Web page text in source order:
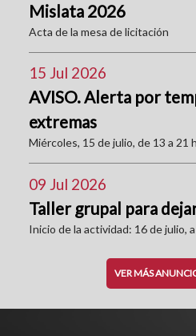
Mislata 2026
Acta de la mesa de licitación
15 Jul 2026
AVISO. Alerta por
extremas
Miércoles, 15 de julio, de 13 a 21
09 Jul 2026
Taller grupal para
Inicio de la actividad: 16 de julio,
VER MÁS